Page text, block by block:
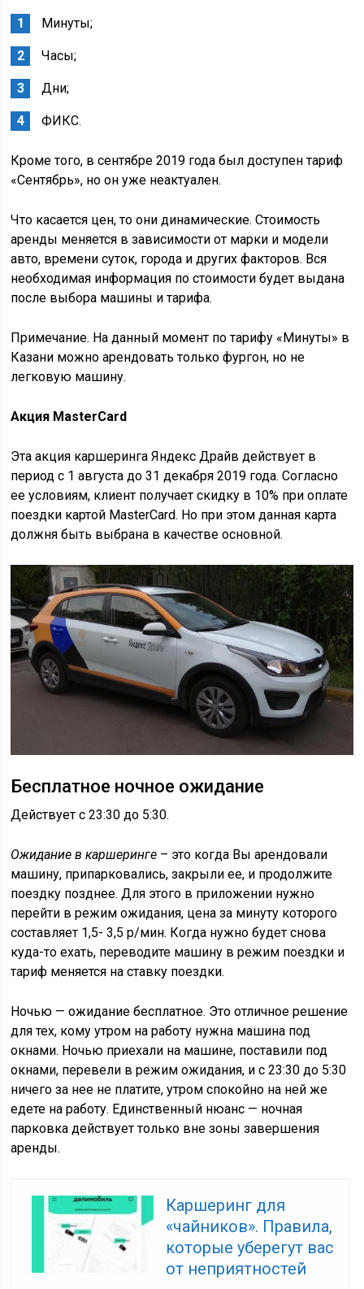
Минуты;
Часы;
Дни;
ФИКС.
Кроме того, в сентябре 2019 года был доступен тариф
«Сентябрь», но он уже неактуален.
Что касается цен, то они динамические. Стоимость
аренды меняется в зависимости от марки и модели
авто, времени суток, города и других факторов. Вся
необходимая информация по стоимости будет выдана
после выбора машины и тарифа.
Примечание. На данный момент по тарифу «Минуты» в
Казани можно арендовать только фургон, но не
легковую машину.
Акция MasterCard
Эта акция каршеринга Яндекс Драйв действует в
период с 1 августа до 31 декабря 2019 года. Согласно
ее условиям, клиент получает скидку в 10% при оплате
поездки картой MasterCard. Но при этом данная карта
должня быть выбрана в качестве основной.
Бесплатное ночное ожидание
Действует с 23:30 до 5:30.
Ожидание в каршеринге – это когда Вы арендовали
машину, припарковались, закрыли ее, и продолжите
поездку позднее. Для этого в приложении нужно
перейти в режим ожидания, цена за минуту которого
составляет 1,5- 3,5 р/мин. Когда нужно будет снова
куда-то ехать, переводите машину в режим поездки и
тариф меняется на ставку поездки.
Ночью — ожидание бесплатное. Это отличное решение
для тех, кому утром на работу нужна машина под
окнами. Ночью приехали на машине, поставили под
окнами, перевели в режим ожидания, и с 23:30 до 5:30
ничего за нее не платите, утром спокойно на ней же
едете на работу. Единственный нюанс — ночная
парковка действует только вне зоны завершения
аренды.
Каршеринг для
«чайников». Правила,
которые уберегут вас
от неприятностей